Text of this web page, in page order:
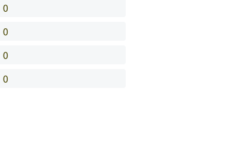
0
0
0
0